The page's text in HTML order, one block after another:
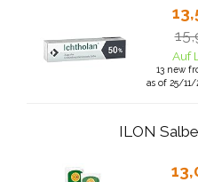
Auf
13 new
as of 25/11/
ILON